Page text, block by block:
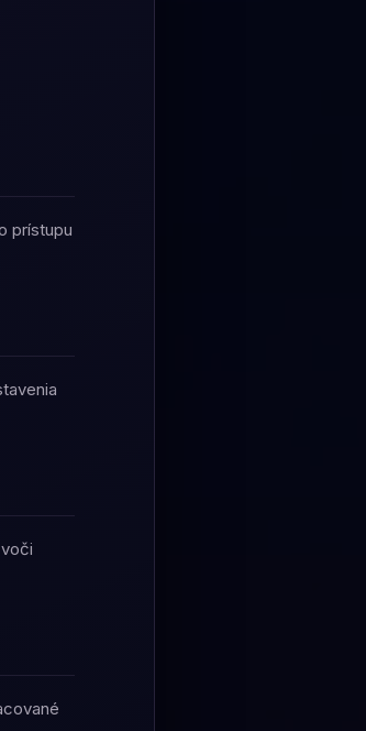
prístupu